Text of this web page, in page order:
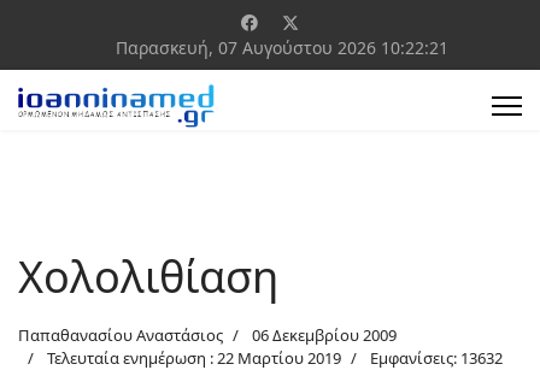
Παρασκευή, 07 Αυγούστου 2026 10:22:22
Χολολιθίαση
Παπαθανασίου Αναστάσιος
06 Δεκεμβρίου 2009
Τελευταία ενημέρωση : 22 Μαρτίου 2019
Εμφανίσεις: 13632